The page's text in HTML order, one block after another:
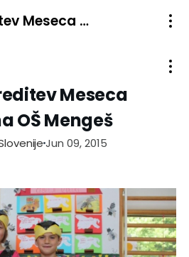
Zaključna prireditev Meseca čebelarstva na OŠ Mengeš
Meseca
OŠ Mengeš
Jun 09, 2015